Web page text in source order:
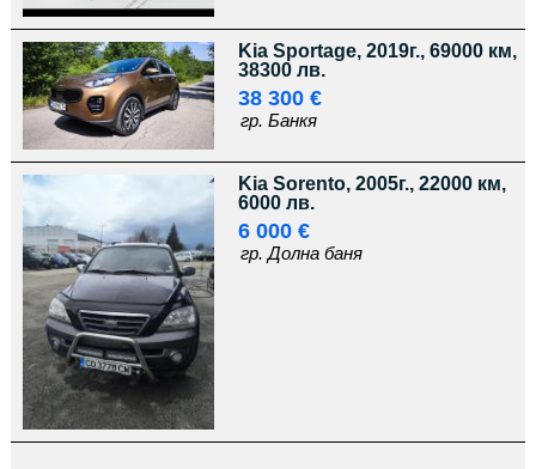
Kia Sportage, 2019г., 69000 км,
38300 лв.
38 300 €
гр. Банкя
Kia Sorento, 2005г., 22000 км,
6000 лв.
6 000 €
гр. Долна баня